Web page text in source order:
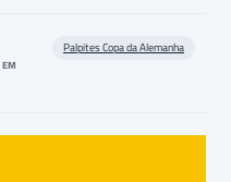
Palpites Copa da Alemanha